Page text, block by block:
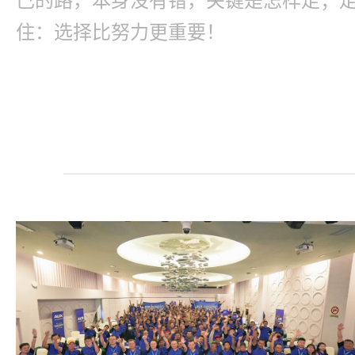
住：选择比努力更重要！